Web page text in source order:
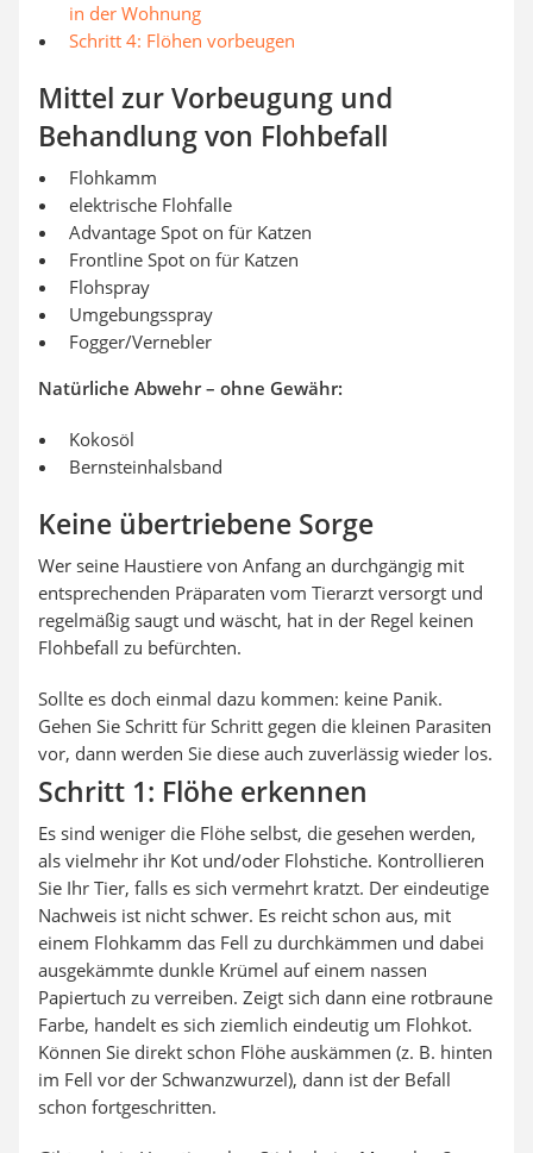
in der Wohnung
Schritt 4: Flöhen vorbeugen
Mittel zur Vorbeugung und
Behandlung von Flohbefall
Flohkamm
elektrische Flohfalle
Advantage Spot on für Katzen
Frontline Spot on für Katzen
Flohspray
Umgebungsspray
Fogger/Vernebler
Natürliche Abwehr – ohne Gewähr:
Kokosöl
Bernsteinhalsband
Keine übertriebene Sorge
Wer seine Haustiere von Anfang an durchgängig mit
entsprechenden Präparaten vom Tierarzt versorgt und
regelmäßig saugt und wäscht, hat in der Regel keinen
Flohbefall zu befürchten.
Sollte es doch einmal dazu kommen: keine Panik.
Gehen Sie Schritt für Schritt gegen die kleinen Parasiten
vor, dann werden Sie diese auch zuverlässig wieder los.
Schritt 1: Flöhe erkennen
Es sind weniger die Flöhe selbst, die gesehen werden,
als vielmehr ihr Kot und/oder Flohstiche. Kontrollieren
Sie Ihr Tier, falls es sich vermehrt kratzt. Der eindeutige
Nachweis ist nicht schwer. Es reicht schon aus, mit
einem Flohkamm das Fell zu durchkämmen und dabei
ausgekämmte dunkle Krümel auf einem nassen
Papiertuch zu verreiben. Zeigt sich dann eine rotbraune
Farbe, handelt es sich ziemlich eindeutig um Flohkot.
Können Sie direkt schon Flöhe auskämmen (z. B. hinten
im Fell vor der Schwanzwurzel), dann ist der Befall
schon fortgeschritten.